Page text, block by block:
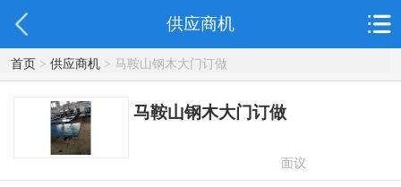
供应商机
首页> 供应商机> 马鞍山钢木大门订做
马鞍山钢木大门订做
面议